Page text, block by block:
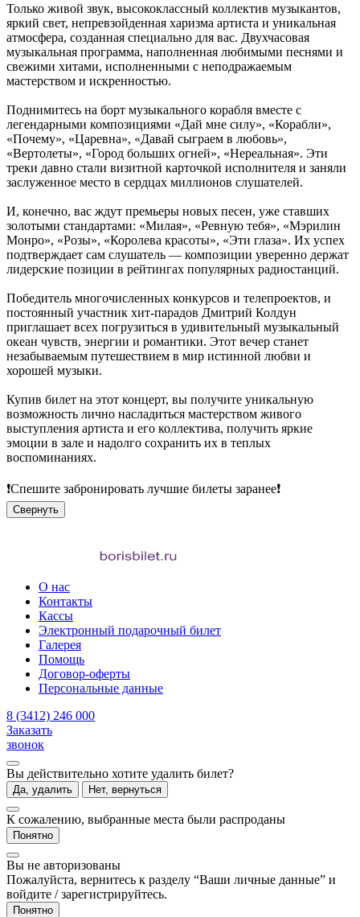
Только живой звук, высококлассный коллектив музыкантов,
яркий свет, непревзойденная харизма артиста и уникальная
атмосфера, созданная специально для вас. Двухчасовая
музыкальная программа, наполненная любимыми песнями и
свежими хитами, исполненными с неподражаемым
мастерством и искренностью.
Поднимитесь на борт музыкального корабля вместе с
легендарными композициями «Дай мне силу», «Корабли»,
«Почему», «Царевна», «Давай сыграем в любовь»,
«Вертолеты», «Город больших огней», «Нереальная». Эти
треки давно стали визитной карточкой исполнителя и заняли
заслуженное место в сердцах миллионов слушателей.
И, конечно, вас ждут премьеры новых песен, уже ставших
золотыми стандартами: «Милая», «Ревную тебя», «Мэрилин
Монро», «Розы», «Королева красоты», «Эти глаза». Их успех
подтверждает сам слушатель — композиции уверенно держат
лидерские позиции в рейтингах популярных радиостанций.
Победитель многочисленных конкурсов и телепроектов, и
постоянный участник хит-парадов Дмитрий Колдун
приглашает всех погрузиться в удивительный музыкальный
океан чувств, энергии и романтики. Этот вечер станет
незабываемым путешествием в мир истинной любви и
хорошей музыки.
Купив билет на этот концерт, вы получите уникальную
возможность лично насладиться мастерством живого
выступления артиста и его коллектива, получить яркие
эмоции в зале и надолго сохранить их в теплых
воспоминаниях.
❗Спешите забронировать лучшие билеты заранее❗
Свернуть
О нас
Контакты
Кассы
Электронный подарочный билет
Галерея
Помощь
Договор-оферты
Персональные данные
8 (3412) 246 000
Заказать
звонок
Вы действительно хотите удалить билет?
Да, удалить Нет, вернуться
К сожалению, выбранные места были распроданы
Понятно
Вы не авторизованы
Пожалуйста, вернитесь к разделу “Ваши личные данные” и
войдите / зарегистрируйтесь.
Понятно